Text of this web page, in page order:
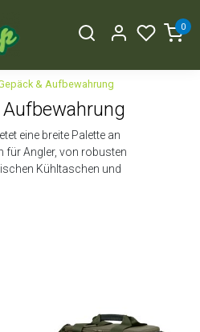
0
& Aufbewahrung
eine breite Palette an
Angler, von robusten
Kühltaschen und